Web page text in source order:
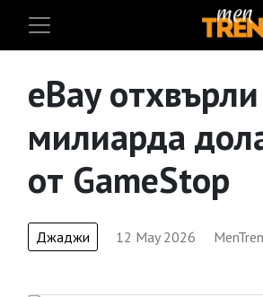
eBay
милиарда
от GameStop
Джаджи 12 May 2026